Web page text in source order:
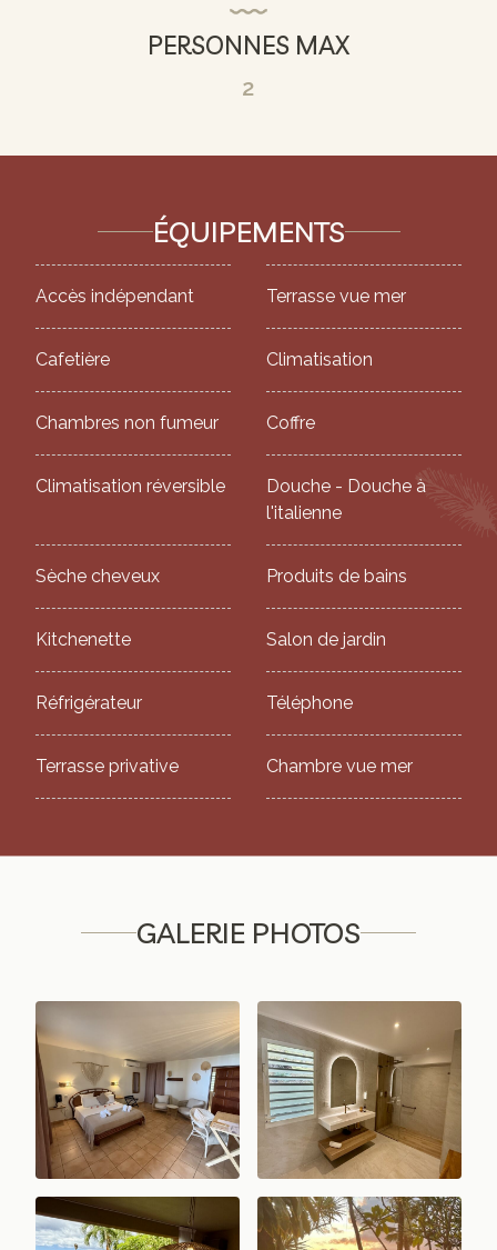
PERSONNES MAX
2
ÉQUIPEMENTS
Accès indépendant Terrasse vue mer
Cafetière Climatisation
Chambres non fumeur Coffre
Climatisation réversible
Douche - Douche à
l'italienne
Sèche cheveux Produits de bains
Kitchenette Salon de jardin
Réfrigérateur Téléphone
Terrasse privative Chambre vue mer
GALERIE PHOTOS